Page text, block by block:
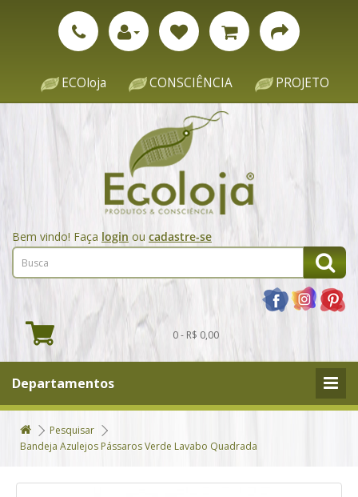
ECOloja CONSCIÊNCIA PROJETO
Bem vindo! Faça login ou cadastre-se
0 - R$ 0,00
Departamentos
Pesquisar
Bandeja Azulejos Pássaros Verde Lavabo Quadrada